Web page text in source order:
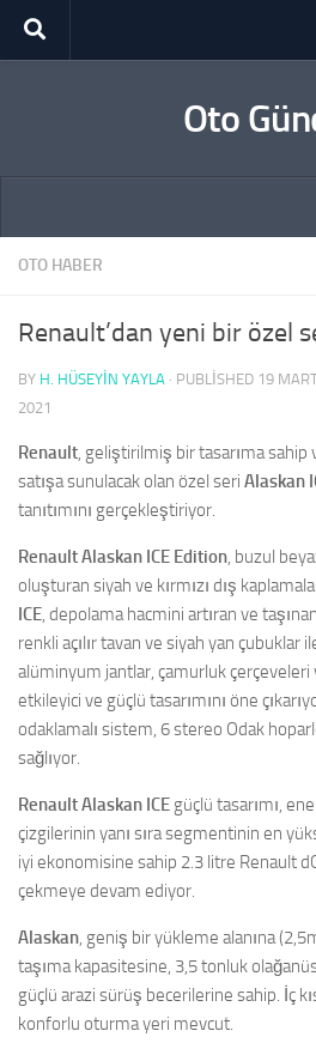
Skip to content
Oto
OTO HABER
Renault’dan yeni bir özel
BY H. HÜSEYIN YAYLA · PUBLISHED 19
2021
Renault, geliştirilmiş bir tasarıma sahip
satışa sunulacak olan özel seri Alaskan
tanıtımını gerçekleştiriyor.
Renault Alaskan ICE Edition, buzul
oluşturan siyah ve kırmızı dış
ICE, depolama hacmini artıran ve
renkli açılır tavan ve siyah yan çubuklar
alüminyum jantlar, çamurluk çerçeveleri
etkileyici ve güçlü tasarımını öne
odaklamalı sistem, 6 stereo Odak
sağlıyor.
Renault Alaskan ICE güçlü tasarımı,
çizgilerinin yanı sıra segmentinin en
iyi ekonomisine sahip 2.3 litre Renault
çekmeye devam ediyor.
Alaskan, geniş bir yükleme alanına
taşıma kapasitesine, 3,5 tonluk
güçlü arazi sürüş becerilerine sahip. İç
konforlu oturma yeri mevcut.